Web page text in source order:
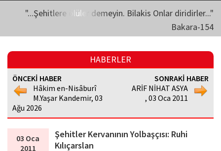
"...Şehitlere ölüler demeyin. Bilakis Onlar diridirler..."
Bakara-154
HABERLER
ÖNCEKİ HABER
Hâkim en-Nisâburî
M.Yaşar Kandemir, 03
Ağu 2026
SONRAKİ HABER
ARİF NİHAT ASYA
, 03 Oca 2011
03 Oca
2011
Şehitler Kervanının Yolbaşçısı: Ruhi
Kılıçarslan